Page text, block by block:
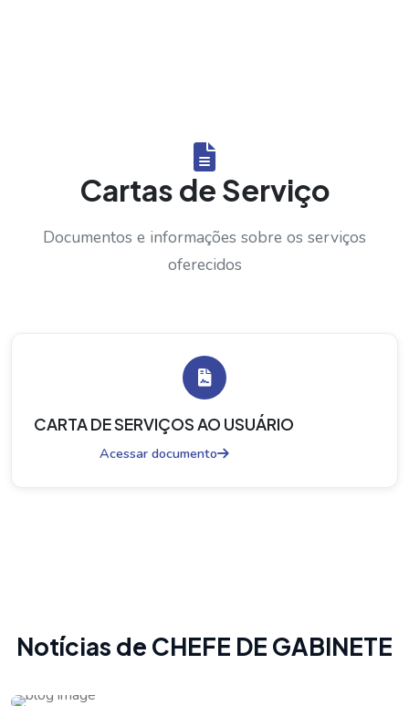
Cartas de Serviço
Documentos e informações sobre os serviços
oferecidos
CARTA DE SERVIÇOS AO USUÁRIO
Acessar documento
Notícias de CHEFE DE GABINETE